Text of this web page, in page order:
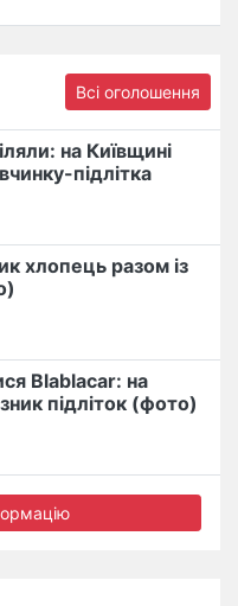
Всі оголошення
на Київщині
підлітка
хлопець разом із
Blablacar: на
підліток (фото)